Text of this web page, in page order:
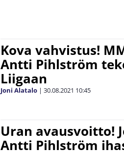
Kova vahvistus!
Antti Pihlström
Liigaan
Joni Alatalo | 30.08.2021 10:45
Uran avausvoitto!
Antti Pihlström